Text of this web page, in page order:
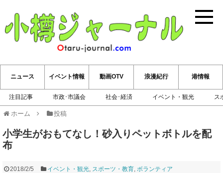
小樽ジ
ニュース
注目記事 市政･市議会 社会･経済 イベント・観光 ス
イベント情報 動画OTV 浪漫紀行 港情報
ホーム 投稿
小学生がおもてなし！砂入りペットボトルを配
布
2018/2/5 イベント・観光 スポーツ・教育 ボランティア